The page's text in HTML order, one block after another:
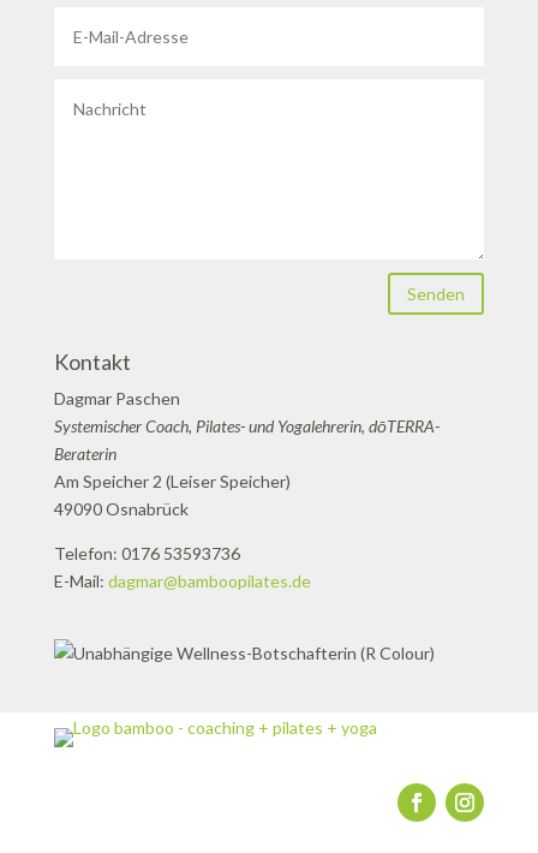
Senden
Kontakt
Dagmar Paschen
Systemischer Coach, Pilates- und Yogalehrerin, dōTERRA-
Beraterin
Am Speicher 2 (Leiser Speicher)
49090 Osnabrück
Telefon: 0176 53593736
E-Mail: dagmar@bamboopilates.de